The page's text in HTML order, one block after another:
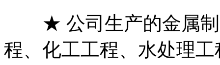
★ 公司生产的金属制
程、化工工程、水处理